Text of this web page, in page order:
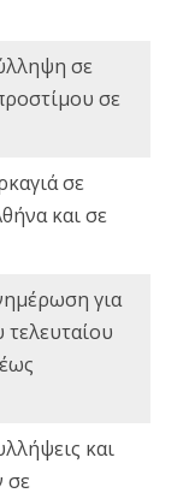
σε
σε
σε
και σε
για
τελευταίου
και
σε